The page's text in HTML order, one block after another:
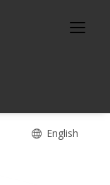
English